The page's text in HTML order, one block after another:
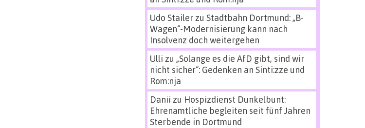
Udo Stailerzu Stadtbahn Dortmund: „B-
Wagen“-Modernisierung kann nach
Insolvenz doch weitergehen
Ulli zu „Solange es die AfD gibt, sind wir
nicht sicher“: Gedenken an Sinti:zze und
Rom:nja
Danii zu Hospizdienst Dunkelbunt:
Ehrenamtliche begleiten seit fünf Jahren
Sterbende in Dortmund